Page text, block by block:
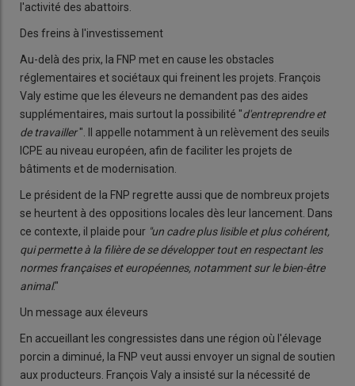
l'activité des abattoirs.
Des freins à l'investissement
Au-delà des prix, la FNP met en cause les obstacles
réglementaires et sociétaux qui freinent les projets. François
Valy estime que les éleveurs ne demandent pas des aides
supplémentaires, mais surtout la possibilité "d'entreprendre et
de travailler". Il appelle notamment à un relèvement des seuils
ICPE au niveau européen, afin de faciliter les projets de
bâtiments et de modernisation.
Le président de la FNP regrette aussi que de nombreux projets
se heurtent à des oppositions locales dès leur lancement. Dans
ce contexte, il plaide pour "un cadre plus lisible et plus cohérent,
qui permette à la filière de se développer tout en respectant les
normes françaises et européennes, notamment sur le bien-être
animal."
Un message aux éleveurs
En accueillant les congressistes dans une région où l'élevage
porcin a diminué, la FNP veut aussi envoyer un signal de soutien
aux producteurs. François Valy a insisté sur la nécessité de